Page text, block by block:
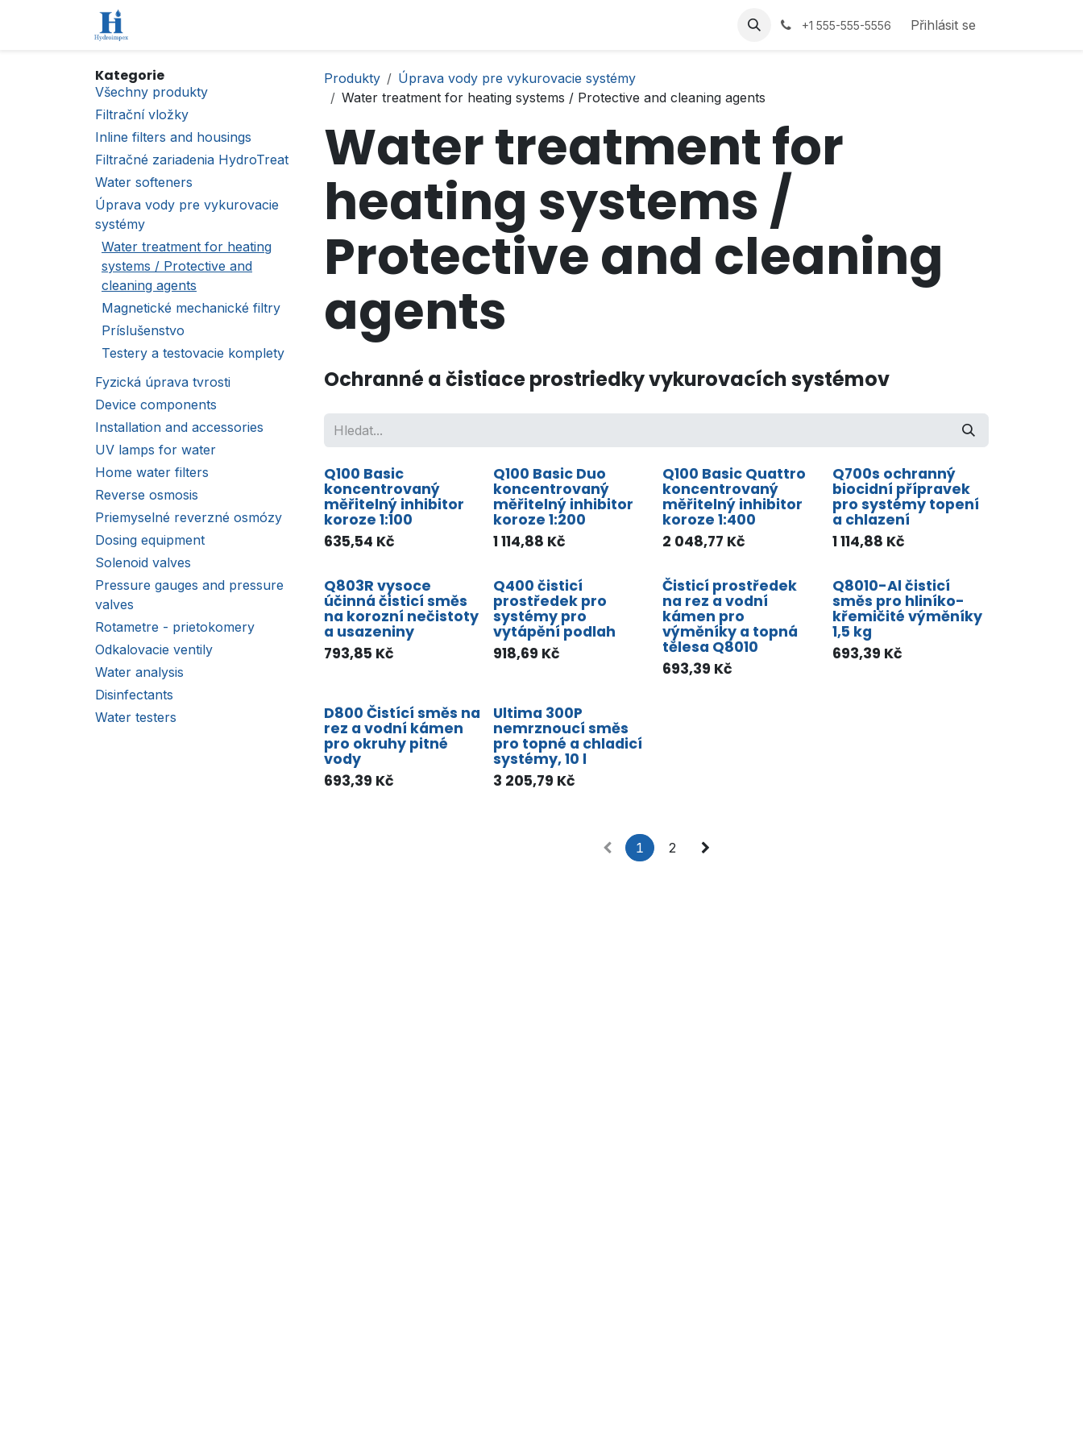
+1 555-555-5556 Přihlásit se
Kategorie
Všechny produkty
Filtrační vložky
Inline filters and housings
Filtračné zariadenia HydroTreat
Water softeners
Úprava vody pre vykurovacie
systémy
Water treatment for heating
systems / Protective and
cleaning agents
Magnetické mechanické filtry
Príslušenstvo
Testery a testovacie komplety
Fyzická úprava tvrosti
Device components
Installation and accessories
UV lamps for water
Home water filters
Reverse osmosis
Priemyselné reverzné osmózy
Dosing equipment
Solenoid valves
Pressure gauges and pressure
valves
Rotametre - prietokomery
Odkalovacie ventily
Water analysis
Disinfectants
Water testers
Produkty
Úprava vody pre vykurovacie systémy
Water treatment for heating systems / Protective and cleaning agents
Water treatment for
heating systems /
Protective and cleaning
agents
Ochranné a čistiace prostriedky vykurovacích systémov
Q100 Basic
koncentrovaný
měřitelný inhibitor
koroze 1:100
635,54 Kč
Q100 Basic Duo
koncentrovaný
měřitelný inhibitor
koroze 1:200
1 114,88 Kč
Q100 Basic Quattro
koncentrovaný
měřitelný inhibitor
koroze 1:400
2 048,77 Kč
Q700s ochranný
biocidní přípravek
pro systémy topení
a chlazení
1 114,88 Kč
Q803R vysoce
účinná čisticí směs
na korozní nečistoty
a usazeniny
793,85 Kč
Q400 čisticí
prostředek pro
systémy pro
vytápění podlah
918,69 Kč
Čisticí prostředek
na rez a vodní
kámen pro
výměníky a topná
tělesa Q8010
693,39 Kč
Q8010-Al čisticí
směs pro hliníko-
křemičité výměníky
1,5 kg
693,39 Kč
D800 Čistící směs na
rez a vodní kámen
pro okruhy pitné
vody
693,39 Kč
Ultima 300P
nemrznoucí směs
pro topné a chladicí
systémy, 10 l
3 205,79 Kč
1 2